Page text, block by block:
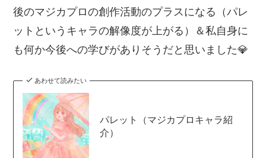
後のマジカプロの創作活動のプラスになる（パレ
ットというキャラの解像度が上がる）＆私自身に
も何か今後への学びがありそうだと思いました💎
あわせて読みたい
パレット（マジカプロキャラ紹
介）